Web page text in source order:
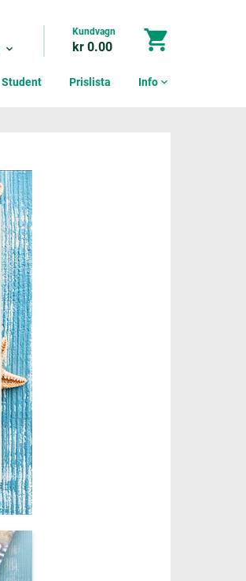
expand_more
Kundvagn
kr 0.00 shopping_cart
Student Prislista Info expand_more